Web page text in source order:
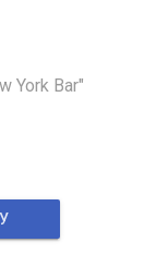
York Bar"